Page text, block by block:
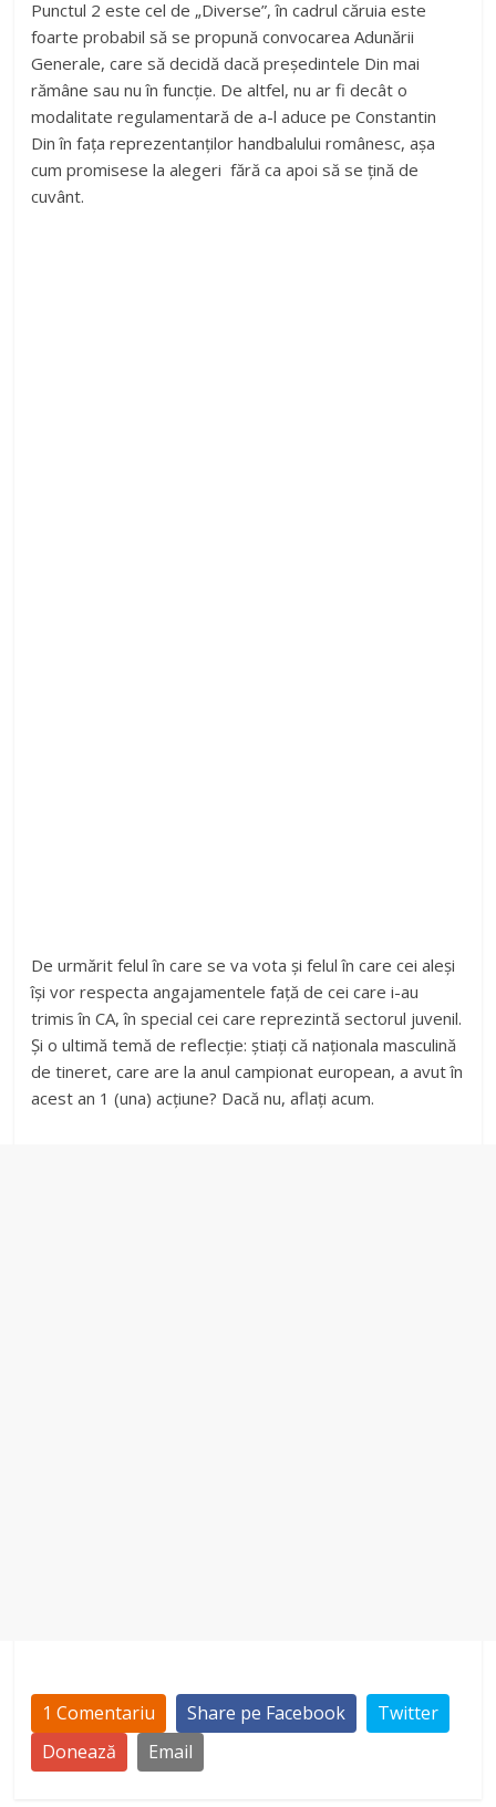
Punctul 2 este cel de „Diverse”, în cadrul căruia este
foarte probabil să se propună convocarea Adunării
Generale, care să decidă dacă președintele Din mai
rămâne sau nu în funcție. De altfel, nu ar fi decât o
modalitate regulamentară de a-l aduce pe Constantin
Din în fața reprezentanților handbalului românesc, așa
cum promisese la alegeri fără ca apoi să se țină de
cuvânt.
De urmărit felul în care se va vota și felul în care cei aleși
își vor respecta angajamentele față de cei care i-au
trimis în CA, în special cei care reprezintă sectorul juvenil.
Și o ultimă temă de reflecție: știați că naționala masculină
de tineret, care are la anul campionat european, a avut în
acest an 1 (una) acțiune? Dacă nu, aflați acum.
1 Comentariu Share pe Facebook
Twitter
Donează
Email